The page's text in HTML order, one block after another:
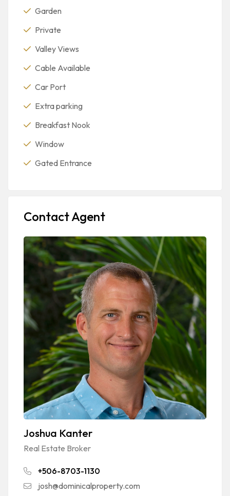
Garden
Private
Valley Views
Cable Available
Car Port
Extra parking
Breakfast Nook
Window
Gated Entrance
Contact Agent
Joshua Kanter
Real Estate Broker
+506-8703-1130
josh@dominicalproperty.com